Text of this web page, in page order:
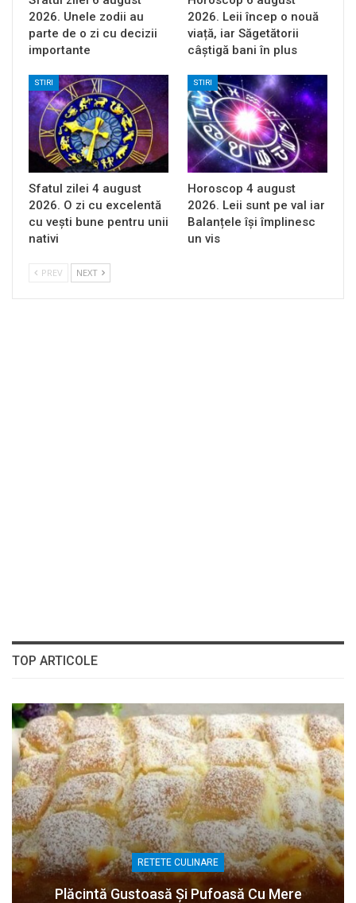
2026. Unele zodii au
parte de o zi cu decizii
importante
2026. Leii încep o nouă
viață, iar Săgetătorii
câștigă bani în plus
STIRI
Sfatul zilei 4 august
2026. O zi cu excelentă
cu vești bune pentru unii
nativi
STIRI
Horoscop 4 august
2026. Leii sunt pe val iar
Balanțele își împlinesc
un vis
PREV NEXT
TOP ARTICOLE
RETETE CULINARE
Plăcintă Gustoasă Și Pufoasă Cu Mere